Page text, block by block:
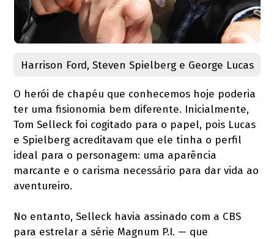
Harrison Ford, Steven Spielberg e George Lucas
O herói de chapéu que conhecemos hoje poderia
ter uma fisionomia bem diferente. Inicialmente,
Tom Selleck foi cogitado para o papel, pois Lucas
e Spielberg acreditavam que ele tinha o perfil
ideal para o personagem: uma aparência
marcante e o carisma necessário para dar vida ao
aventureiro.
No entanto, Selleck havia assinado com a CBS
para estrelar a série Magnum P.I. — que